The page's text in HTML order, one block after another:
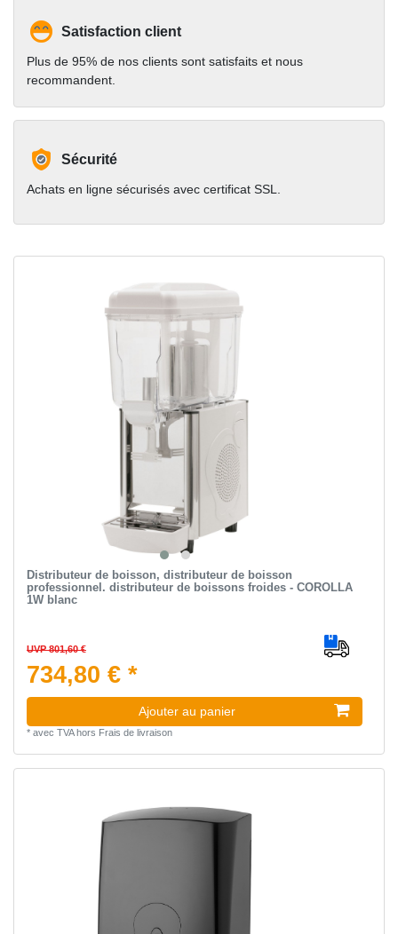
Satisfaction client
Plus de 95% de nos clients sont satisfaits et nous
recommandent.
Sécurité
Achats en ligne sécurisés avec certificat SSL.
Distributeur de boisson, distributeur de boisson
professionnel. distributeur de boissons froides - COROLLA
1W blanc
UVP 801,60 €
734,80 € *
Ajouter au panier
* avec TVAhors Frais de livraison